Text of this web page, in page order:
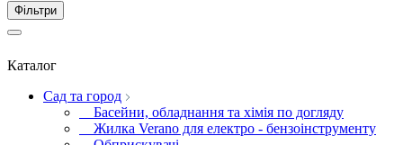
Фiльтри
Каталог
Сад та город
Басейни, обладнання та хімія по догляду
Жилка Verano для електро - бензоінструменту